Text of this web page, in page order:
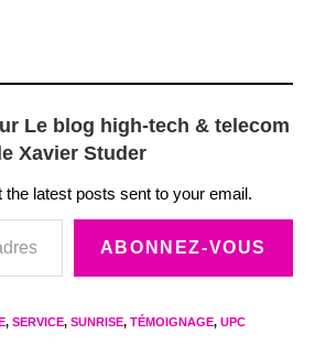
Le blog high-tech & telecom
Xavier Studer
the latest posts sent to your email.
ABONNEZ-VOUS
, SERVICE, SUNRISE, TÉMOIGNAGE, UPC